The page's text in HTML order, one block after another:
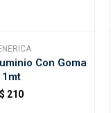
Con Goma
1mt
$ 210